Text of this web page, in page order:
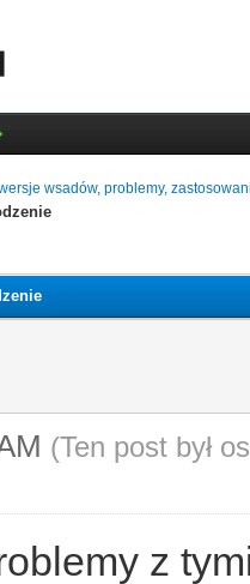
wsadów, problemy,
(Ten post był
z